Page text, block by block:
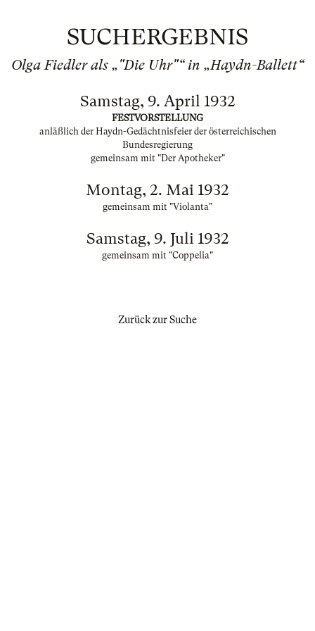
SUCHERGEBNIS
Olga Fiedler als „"Die Uhr"“ in „Haydn-Ballett“
Samstag, 9. April 1932
FESTVORSTELLUNG
anläßlich der Haydn-Gedächtnisfeier der österreichischen
Bundesregierung
gemeinsam mit "Der Apotheker"
Montag, 2. Mai 1932
gemeinsam mit "Violanta"
Samstag, 9. Juli 1932
gemeinsam mit "Coppelia"
Zurück zur Suche